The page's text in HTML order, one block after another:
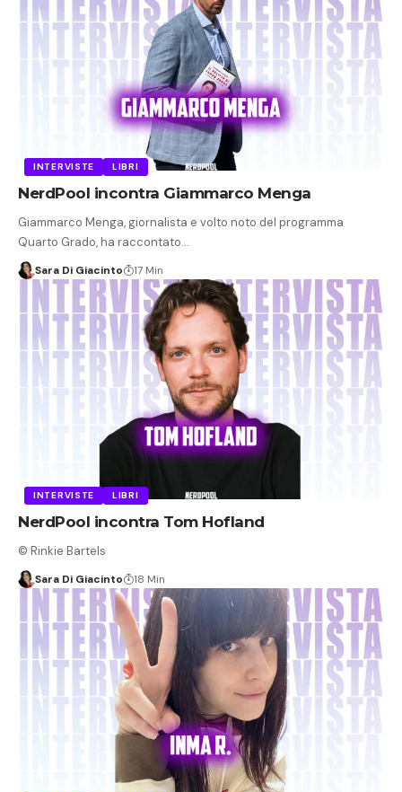
INTERVISTE LIBRI
NerdPool incontra Giammarco Menga
Giammarco Menga, giornalista e volto noto del programma
Quarto Grado, ha raccontato…
Sara Di Giacinto 17 Min
INTERVISTE LIBRI
NerdPool incontra Tom Hofland
© Rinkie Bartels
Sara Di Giacinto 18 Min